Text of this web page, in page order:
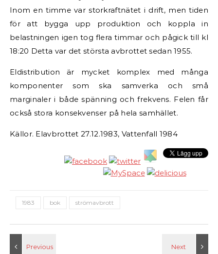
Inom en timme var storkraftnätet i drift, men tiden
för att bygga upp produktion och koppla in
belastningen igen tog flera timmar och pågick till kl
18:20 Detta var det största avbrottet sedan 1955.
Eldistribution är mycket komplex med många
komponenter som ska samverka och små
marginaler i både spänning och frekvens. Felen får
också stora konsekvenser på hela samhället.
Källor. Elavbrottet 27.12.1983, Vattenfall 1984
1983 bok strömavbrott